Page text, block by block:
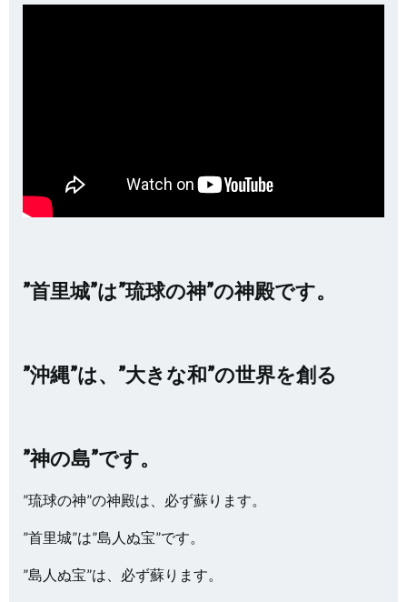
”首里城”は”琉球の神”の神殿です。
”沖縄”は、”大きな和”の世界を創る
”神の島”です。
”琉球の神”の神殿は、必ず蘇ります。
”首里城”は”島人ぬ宝”です。
”島人ぬ宝”は、必ず蘇ります。